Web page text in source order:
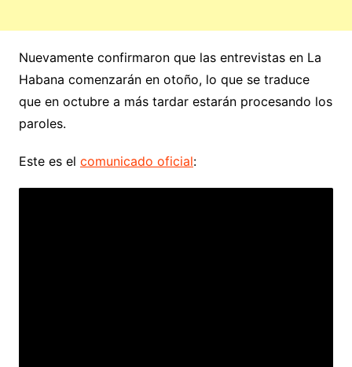
Nuevamente confirmaron que las entrevistas en La
Habana comenzarán en otoño, lo que se traduce
que en octubre a más tardar estarán procesando los
paroles.
Este es el comunicado oficial: